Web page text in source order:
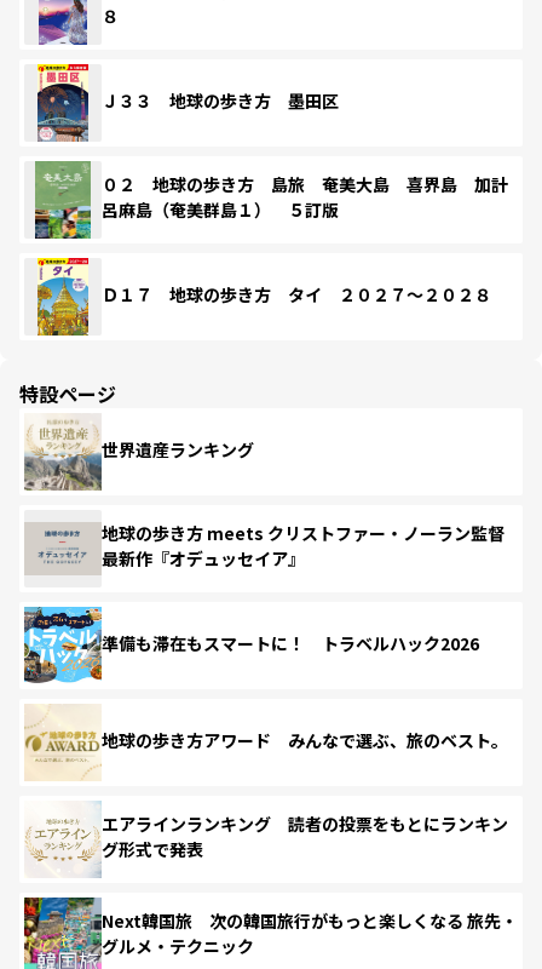
８
Ｊ３３ 地球の歩き方 墨田区
０２ 地球の歩き方 島旅 奄美大島 喜界島 加計
呂麻島（奄美群島１） ５訂版
Ｄ１７ 地球の歩き方 タイ ２０２７～２０２８
特設ページ
世界遺産ランキング
地球の歩き方 meets クリストファー・ノーラン監督
最新作『オデュッセイア』
準備も滞在もスマートに！ トラベルハック2026
地球の歩き方アワード みんなで選ぶ、旅のベスト。
エアラインランキング 読者の投票をもとにランキン
グ形式で発表
Next韓国旅 次の韓国旅行がもっと楽しくなる 旅先・
グルメ・テクニック